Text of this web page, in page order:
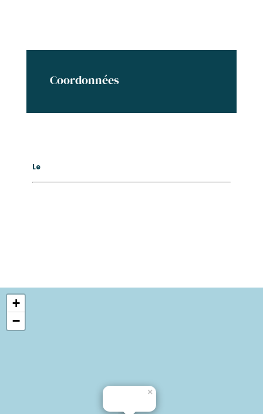
Coordonnées
Le
×
+
−